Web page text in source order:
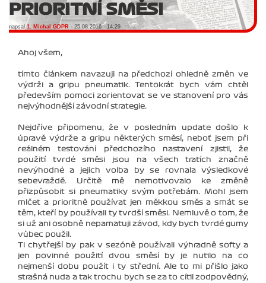
PRIORITNÍ SMĚSI
napsal1. Michal GDPR - 25.08.2016 - 14:29
Ahoj všem,
tímto článkem navazuji na předchozí ohledně změn ve
výdrži a gripu pneumatik. Tentokrát bych vám chtěl
především pomoci zorientovat se ve stanovení pro vás
nejvýhodnější závodní strategie.
Nejdříve připomenu, že v posledním update došlo k
úpravě výdrže a gripu některých směsí, neboť jsem při
reálném testování předchozího nastavení zjistil, že
použití tvrdé směsi jsou na všech tratích značně
nevýhodné a jejich volba by se rovnala výsledkové
sebevraždě. Určitě mě nemotivovalo ke změně
přizpůsobit si pneumatiky svým potřebám. Mohl jsem
mlčet a prioritně používat jen měkkou směs a smát se
těm, kteří by používali ty tvrdší směsi. Nemluvě o tom, že
si už ani osobně nepamatuji závod, kdy bych tvrdé gumy
vůbec použil.
Ti chytřejší by pak v sezóně používali výhradně softy a
jen povinné použití dvou směsí by je nutilo na co
nejmenší dobu použít i ty střední. Ale to mi přišlo jako
strašná nuda a tak trochu bych se za to cítil zodpovědný,